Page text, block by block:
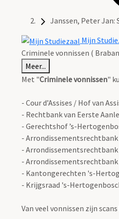
Janssen, Peter Jan:
Mijn
Criminele vonnissen (
Meer...
Met "Criminele vonnissen"
- Cour d’Assises / Hof van
- Rechtbank van Eerste
- Gerechtshof ’s-
- Arrondissementsrechtbank
- Arrondissementsrechtbank
- Arrondissementsrechtbank
- Kantongerechten 's-
- Krijgsraad 's-
Van veel vonnissen zijn